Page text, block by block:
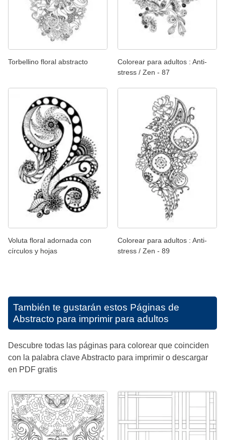
Torbellino floral abstracto
Colorear para adultos : Anti-
stress / Zen - 87
Voluta floral adornada con
círculos y hojas
Colorear para adultos : Anti-
stress / Zen - 89
También te gustarán estos Páginas de
Abstracto para imprimir para adultos
Descubre todas las páginas para colorear que coinciden
con la palabra clave Abstracto para imprimir o descargar
en PDF gratis